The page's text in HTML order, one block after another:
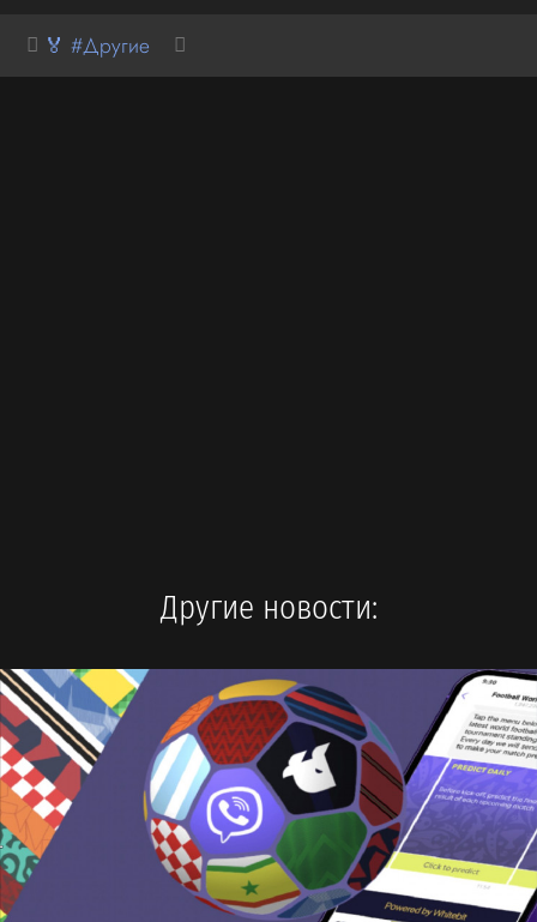
🏅 #Другие
Другие новости: